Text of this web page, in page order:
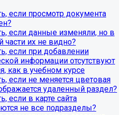
года ограничена
если просмотр документа
если данные изменяли, но в
части их не видно?
если при добавлении
информации отсутствуют
как в учебном курсе
если не меняется цветовая
удаленный раздел?
если в карте сайта
не все подразделы?